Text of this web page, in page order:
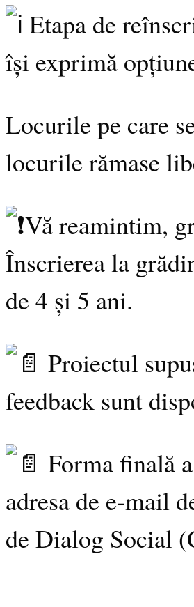
Etapa de
își exprimă
Locurile pe care
locurile rămase
Vă reamintim,
Înscrierea la
de 4 și 5 ani.
Proiectul
feedback sunt
Forma finală
adresa de e-mail
de Dialog Social